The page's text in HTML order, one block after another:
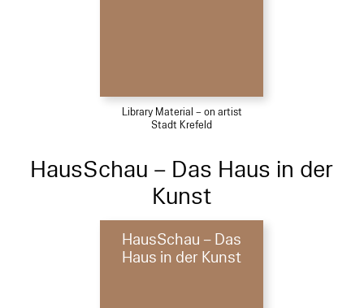
Library Material – on artist
Stadt Krefeld
HausSchau – Das Haus in der
Kunst
HausSchau – Das
Haus in der Kunst